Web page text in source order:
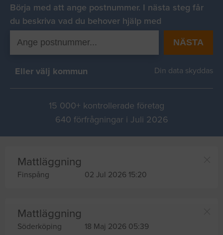
Börja med att ange postnummer. I nästa steg får
du beskriva vad du behover hjälp med
NÄSTA
Eller välj kommun Din data skyddas
15 000+ kontrollerade företag
640 förfrågningar i Juli 2026
Mattläggning
Finspång 02 Jul 2026 15:20
Mattläggning
Söderköping 18 Maj 2026 05:39